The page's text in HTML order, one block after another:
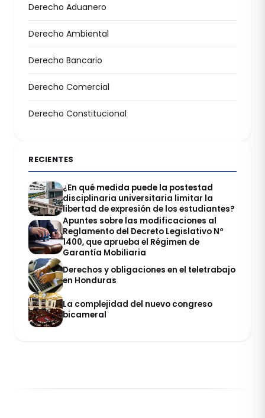
Derecho Aduanero
Derecho Ambiental
Derecho Bancario
Derecho Comercial
Derecho Constitucional
RECIENTES
¿En qué medida puede la postestad
disciplinaria universitaria limitar la
libertad de expresión de los estudiantes?
Apuntes sobre las modificaciones al
Reglamento del Decreto Legislativo Nº
1400, que aprueba el Régimen de
Garantía Mobiliaria
Derechos y obligaciones en el teletrabajo
en Honduras
La complejidad del nuevo congreso
bicameral